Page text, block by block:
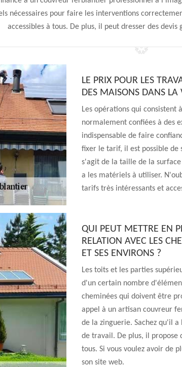
nécessaires pour faire les interventions
accessibles à tous. De plus, il peut dresser des
LE PRIX POUR LES
DES MAISONS DANS LA
Les opérations qui
normalement confiées à des
indispensable de faire
fixer le tarif, il est possible de
s'agit de la taille de la
a les matériels à utiliser.
tarifs très intéressants et
QUI PEUT METTRE EN
RELATION AVEC LES
ET SES ENVIRONS ?
Les toits et les parties
d'un certain nombre
cheminées qui doivent être
appel à un artisan couvreur
de la zinguerie. Sachez qu'il
de travail. De plus, il propose
tous. Si vous voulez avoir de
son site web.